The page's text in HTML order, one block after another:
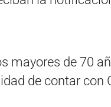
mayores de 70
de contar con